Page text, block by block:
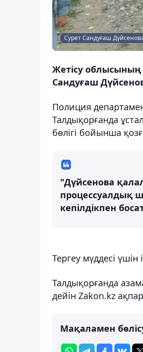
Сурет Сандуғаш
Жетісу
Сандуғаш
Полиция
Талдықорғанда
бөлігі бойынша
"Дүйсенова
процессуалдық
кепілдікпен
Тергеу мүддесі
Талдықорғанда
дейін Zakon.kz
Мақаламен